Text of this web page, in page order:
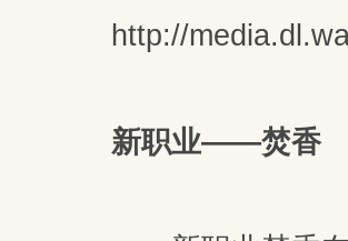
http://
新职业——焚香